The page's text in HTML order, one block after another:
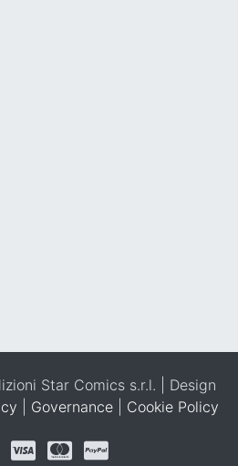
Star Comics s.r.l. | Design
Governance Cookie Policy